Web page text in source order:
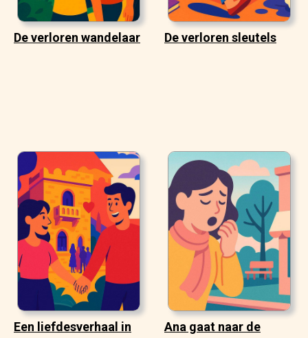
De verloren wandelaar De verloren sleutels
Een liefdesverhaal in
Ana gaat naar de